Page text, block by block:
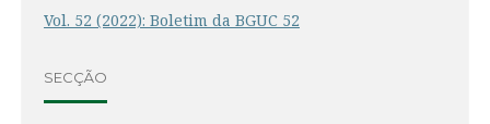
Vol. 52 (2022): Boletim da BGUC 52
SECÇÃO